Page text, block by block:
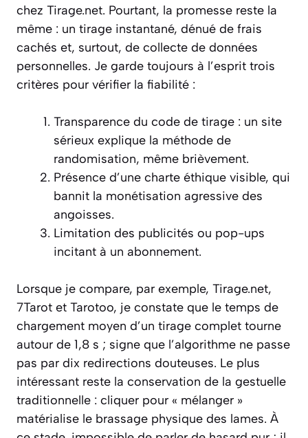
chez Tirage.net. Pourtant, la promesse reste la
même : un tirage instantané, dénué de frais
cachés et, surtout, de collecte de données
personnelles. Je garde toujours à l’esprit trois
critères pour vérifier la fiabilité :
Transparence du code de tirage : un site
sérieux explique la méthode de
randomisation, même brièvement.
Présence d’une charte éthique visible, qui
bannit la monétisation agressive des
angoisses.
Limitation des publicités ou pop-ups
incitant à un abonnement.
Lorsque je compare, par exemple, Tirage.net,
7Tarot et Tarotoo, je constate que le temps de
chargement moyen d’un tirage complet tourne
autour de 1,8 s ; signe que l’algorithme ne passe
pas par dix redirections douteuses. Le plus
intéressant reste la conservation de la gestuelle
traditionnelle : cliquer pour « mélanger »
matérialise le brassage physique des lames. À